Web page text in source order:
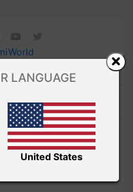
LANGUAGE
United States